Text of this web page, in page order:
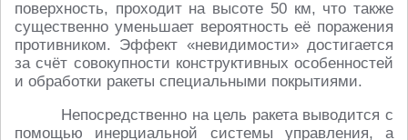
поверхность, проходит на высоте 50 км, что также
существенно уменьшает вероятность её поражения
противником. Эффект «невидимости» достигается
за счёт совокупности конструктивных особенностей
и обработки ракеты специальными покрытиями.
Непосредственно на цель ракета выводится c
помощью инерциальной системы управления, а